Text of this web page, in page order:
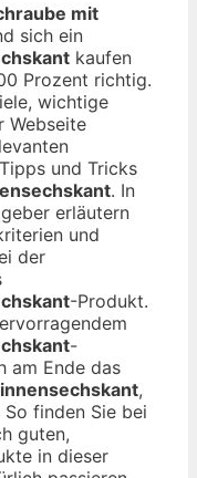
mit
sich ein
kaufen
Prozent richtig.
wichtige
Webseite
und Tricks
. In
erläutern
und
der
-Produkt.
-
am Ende das
,
finden Sie bei
guten,
in dieser